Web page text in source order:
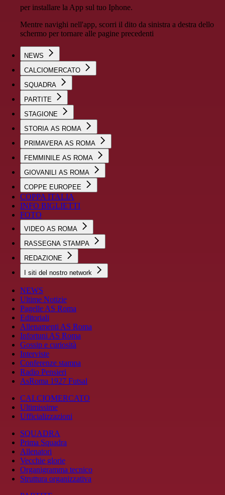
per installare la App sul tuo Iphone.
Mentre navighi nell'app, scorri il dito da sinistra a destra dello
schermo per tornare alle pagine precedenti
NEWS
CALCIOMERCATO
SQUADRA
PARTITE
STAGIONE
STORIA AS ROMA
PRIMAVERA AS ROMA
FEMMINILE AS ROMA
GIOVANILI AS ROMA
COPPE EUROPEE
COPPA ITALIA
INFO BIGLIETTI
FOTO
VIDEO AS ROMA
RASSEGNA STAMPA
REDAZIONE
I siti del nostro network
NEWS
Ultime Notizie
Pagelle AS Roma
Editoriali
Allenamenti AS Roma
Infortuni AS Roma
Gossip e curiosità
Interviste
Conferenze stampa
Radio Pensieri
AsRoma 1927 Futsal
CALCIOMERCATO
Ultimissime
Ufficializzazioni
SQUADRA
Prima Squadra
Allenatori
Vecchie glorie
Organigramma tecnico
Struttura organizzativa